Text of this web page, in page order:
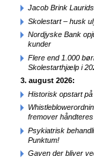
Jacob Brink
Skolestart – husk
Nordjyske Bank
kunder
Flere end 1.000
Skolestarthjælp i
3. august 2026:
Historisk opstart
fremover
Psykiatrisk
Punktum!
Gaven der bliver